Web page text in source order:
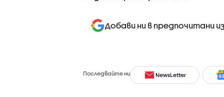
Добави ни в предпочитани
Последвайте ни NewsLetter